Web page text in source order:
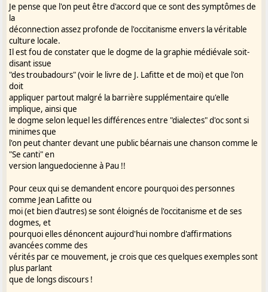
Je pense que l'on peut être d'accord que ce sont des symptômes de
la
déconnection assez profonde de l'occitanisme envers la véritable
culture locale.
Il est fou de constater que le dogme de la graphie médiévale soit-
disant issue
"des troubadours" (voir le livre de J. Lafitte et de moi) et que l'on
doit
appliquer partout malgré la barrière supplémentaire qu'elle
implique, ainsi que
le dogme selon lequel les différences entre "dialectes" d'oc sont si
minimes que
l'on peut chanter devant une public béarnais une chanson comme le
"Se canti" en
version languedocienne à Pau !!
Pour ceux qui se demandent encore pourquoi des personnes
comme Jean Lafitte ou
moi (et bien d'autres) se sont éloignés de l'occitanisme et de ses
dogmes, et
pourquoi elles dénoncent aujourd'hui nombre d'affirmations
avancées comme des
vérités par ce mouvement, je crois que ces quelques exemples sont
plus parlant
que de longs discours !